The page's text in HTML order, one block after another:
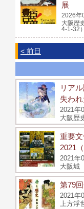
展
2026年
大阪歴
4-1-32）
< 前日
リア
失われ
2021年
大阪歴
重要
2021
2021年
大阪城
第79
2021年
上方浮